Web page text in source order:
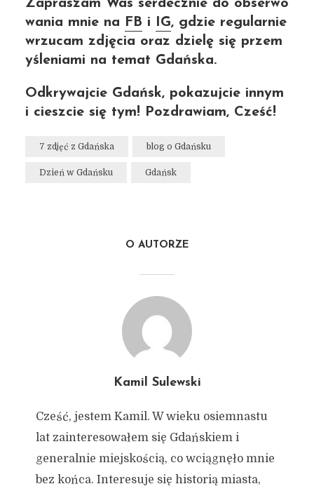
Zapraszam Was serdecznie do obserwo
wania mnie na FB i IG, gdzie regularnie
wrzucam zdjęcia oraz dzielę się przem
yśleniami na temat Gdańska.
Odkrywajcie Gdańsk, pokazujcie innym
i cieszcie się tym! Pozdrawiam, Cześć!
7 zdjęć z Gdańska blog o Gdańsku
Dzień w Gdańsku Gdańsk
O AUTORZE
Kamil Sulewski
Cześć, jestem Kamil. W wieku osiemnastu
lat zainteresowałem się Gdańskiem i
generalnie miejskością, co wciągnęło mnie
bez końca. Interesuje się historią miasta,